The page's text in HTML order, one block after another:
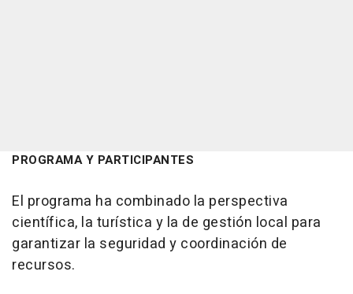
PROGRAMA Y PARTICIPANTES
El programa ha combinado la perspectiva
científica, la turística y la de gestión local para
garantizar la seguridad y coordinación de
recursos.